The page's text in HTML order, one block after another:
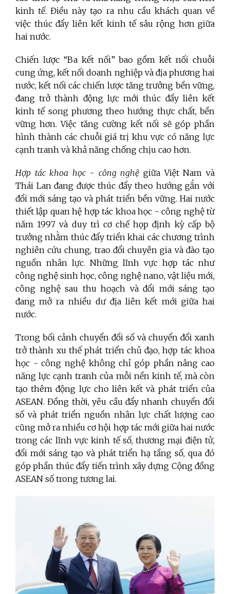
kinh tế. Điều này tạo ra nhu cầu khách quan về
việc thúc đẩy liên kết kinh tế sâu rộng hơn giữa
hai nước.
Chiến lược “Ba kết nối” bao gồm kết nối chuỗi
cung ứng, kết nối doanh nghiệp và địa phương hai
nước, kết nối các chiến lược tăng trưởng bền vững,
đang trở thành động lực mới thúc đẩy liên kết
kinh tế song phương theo hướng thực chất, bền
vững hơn. Việc tăng cường kết nối sẽ góp phần
hình thành các chuỗi giá trị khu vực có năng lực
cạnh tranh và khả năng chống chịu cao hơn.
Hợp tác khoa học - công nghệ giữa Việt Nam và
Thái Lan đang được thúc đẩy theo hướng gắn với
đổi mới sáng tạo và phát triển bền vững. Hai nước
thiết lập quan hệ hợp tác khoa học - công nghệ từ
năm 1997 và duy trì cơ chế họp định kỳ cấp bộ
trưởng nhằm thúc đẩy triển khai các chương trình
nghiên cứu chung, trao đổi chuyên gia và đào tạo
nguồn nhân lực. Những lĩnh vực hợp tác như
công nghệ sinh học, công nghệ nano, vật liệu mới,
công nghệ sau thu hoạch và đổi mới sáng tạo
đang mở ra nhiều dư địa liên kết mới giữa hai
nước.
Trong bối cảnh chuyển đổi số và chuyển đổi xanh
trở thành xu thế phát triển chủ đạo, hợp tác khoa
học - công nghệ không chỉ góp phần nâng cao
năng lực cạnh tranh của mỗi nền kinh tế, mà còn
tạo thêm động lực cho liên kết và phát triển của
ASEAN. Đồng thời, yêu cầu đẩy nhanh chuyển đổi
số và phát triển nguồn nhân lực chất lượng cao
cũng mở ra nhiều cơ hội hợp tác mới giữa hai nước
trong các lĩnh vực kinh tế số, thương mại điện tử,
đổi mới sáng tạo và phát triển hạ tầng số, qua đó
góp phần thúc đẩy tiến trình xây dựng Cộng đồng
ASEAN số trong tương lai.